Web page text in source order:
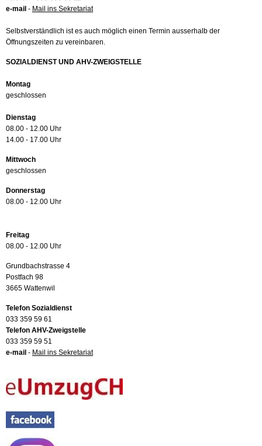
e-mail - Mail ins Sekretariat
Selbstverständlich ist es auch möglich einen Termin ausserhalb der
Öffnungszeiten zu vereinbaren.
SOZIALDIENST UND AHV-ZWEIGSTELLE
Montag
geschlossen
Dienstag
08.00 - 12.00 Uhr
14.00 - 17.00 Uhr
Mittwoch
geschlossen
Donnerstag
08.00 - 12.00 Uhr
Freitag
08.00 - 12.00 Uhr
Grundbachstrasse 4
Postfach 98
3665 Wattenwil
Telefon Sozialdienst
033 359 59 61
Telefon AHV-Zweigstelle
033 359 59 51
e-mail - Mail ins Sekretariat